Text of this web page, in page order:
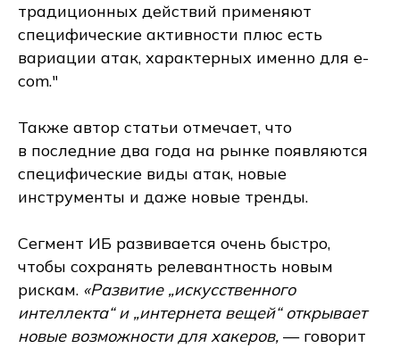
традиционных действий применяют
специфические активности плюс есть
вариации атак, характерных именно для e-
com."
Также автор статьи отмечает, что
в последние два года на рынке появляются
специфические виды атак, новые
инструменты и даже новые тренды.
Сегмент ИБ развивается очень быстро,
чтобы сохранять релевантность новым
рискам. «Развитие „искусственного
интеллекта“ и „интернета вещей“ открывает
новые возможности для хакеров, — говорит